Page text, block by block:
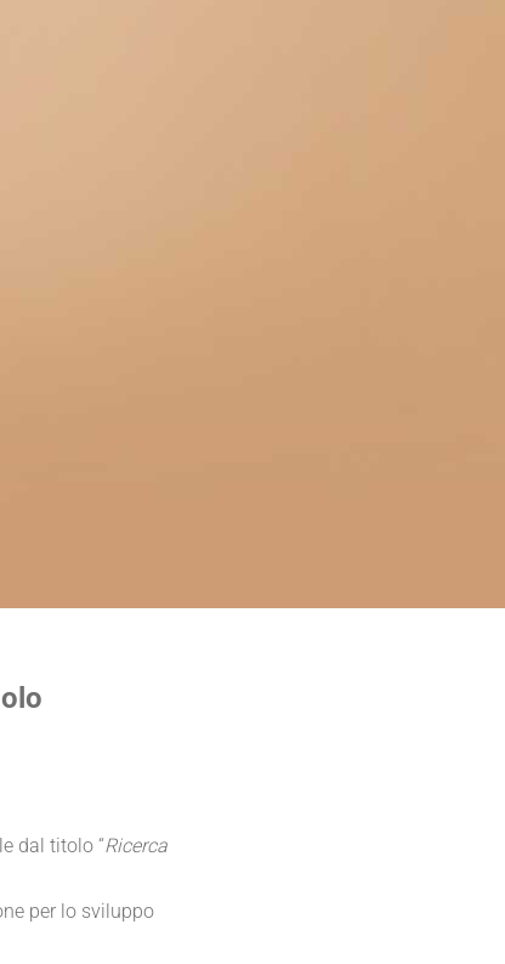
dal titolo “Ricerca
per lo sviluppo